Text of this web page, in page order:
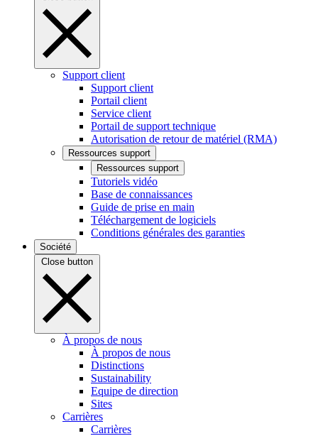
Support client
Support client
Portail client
Service client
Portail de support technique
Autorisation de retour de matériel (RMA)
Ressources support
Ressources support
Tutoriels vidéo
Base de connaissances
Guide de prise en main
Téléchargement de logiciels
Conditions générales des garanties
Société
Close button
À propos de nous
À propos de nous
Distinctions
Sustainability
Equipe de direction
Sites
Carrières
Carrières